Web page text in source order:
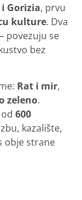
i Gorizia, prvu
kulture. Dva
povezuju se
bez
Rat i mir,
zeleno.
600
kazalište,
obje strane